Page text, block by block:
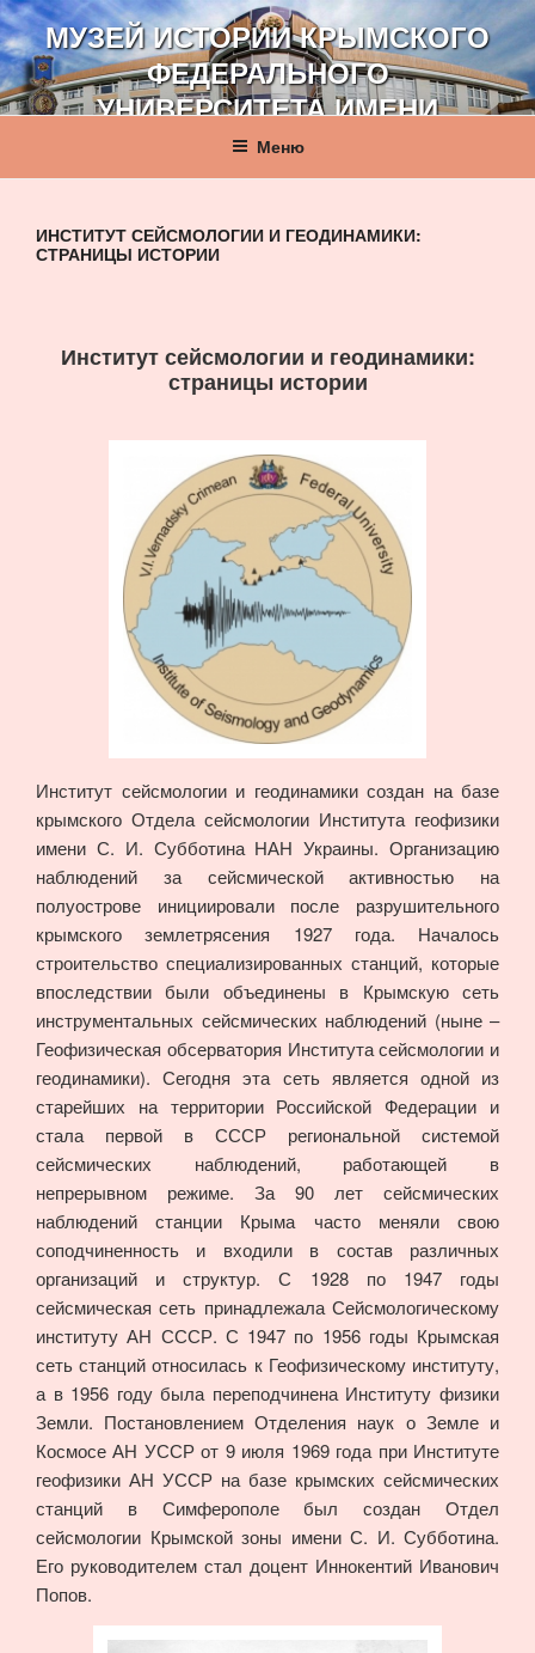
Перейти
к
содержимому
МУЗЕЙ ИСТОРИИ КРЫМСКОГО
ФЕДЕРАЛЬНОГО
УНИВЕРСИТЕТА ИМЕНИ
В. И. ВЕРНАДСКОГО
Меню
ИНСТИТУТ СЕЙСМОЛОГИИ И ГЕОДИНАМИКИ:
СТРАНИЦЫ ИСТОРИИ
Институт сейсмологии и геодинамики:
страницы истории
Институт сейсмологии и геодинамики создан на базе
крымского Отдела сейсмологии Института геофизики
имени С. И. Субботина НАН Украины. Организацию
наблюдений за сейсмической активностью на
полуострове инициировали после разрушительного
крымского землетрясения 1927 года. Началось
строительство специализированных станций, которые
впоследствии были объединены в Крымскую сеть
инструментальных сейсмических наблюдений (ныне –
Геофизическая обсерватория Института сейсмологии и
геодинамики). Сегодня эта сеть является одной из
старейших на территории Российской Федерации и
стала первой в СССР региональной системой
сейсмических наблюдений, работающей в
непрерывном режиме. За 90 лет сейсмических
наблюдений станции Крыма часто меняли свою
соподчиненность и входили в состав различных
организаций и структур. С 1928 по 1947 годы
сейсмическая сеть принадлежала Сейсмологическому
институту АН СССР. С 1947 по 1956 годы Крымская
сеть станций относилась к Геофизическому институту,
а в 1956 году была переподчинена Институту физики
Земли. Постановлением Отделения наук о Земле и
Космосе АН УССР от 9 июля 1969 года при Институте
геофизики АН УССР на базе крымских сейсмических
станций в Симферополе был создан Отдел
сейсмологии Крымской зоны имени С. И. Субботина.
Его руководителем стал доцент Иннокентий Иванович
Попов.